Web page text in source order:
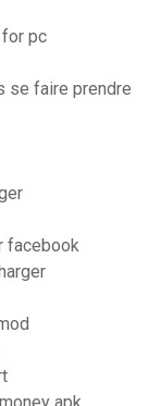
pc
se faire prendre
facebook